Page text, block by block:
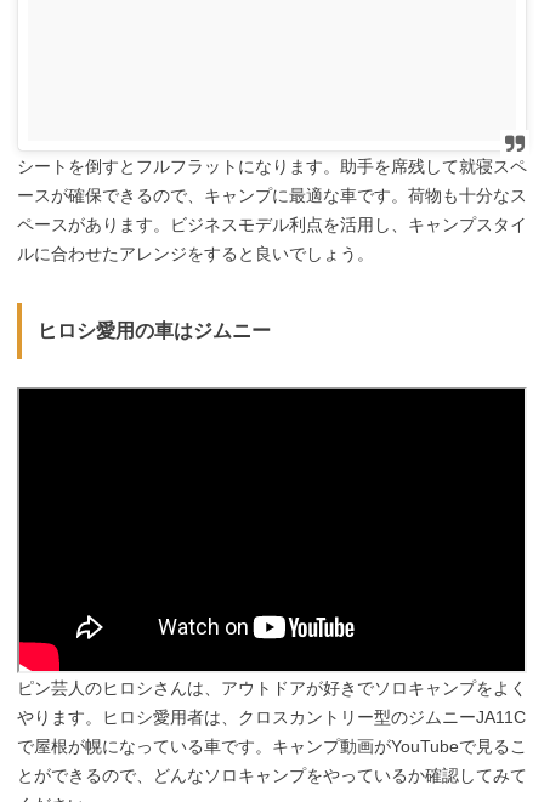
シートを倒すとフルフラットになります。助手を席残して就寝スペ
ースが確保できるので、キャンプに最適な車です。荷物も十分なス
ペースがあります。ビジネスモデル利点を活用し、キャンプスタイ
ルに合わせたアレンジをすると良いでしょう。
ヒロシ愛用の車はジムニー
ピン芸人のヒロシさんは、アウトドアが好きでソロキャンプをよく
やります。ヒロシ愛用者は、クロスカントリー型のジムニーJA11C
で屋根が幌になっている車です。キャンプ動画がYouTubeで見るこ
とができるので、どんなソロキャンプをやっているか確認してみて